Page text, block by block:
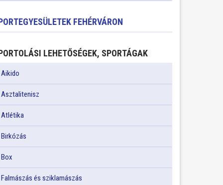
FEHÉRVÁRON
LEHETŐSÉGEK, SPORTÁGAK
Aikido
Asztalitenisz
Atlétika
Birkózás
Box
Falmászás és sziklamászás